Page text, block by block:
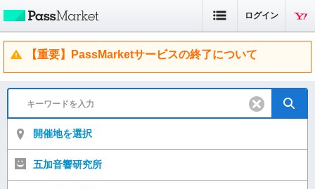
ログイン
【重要】PassMarketサービスの終了について
開催地を選択
五加音響研究所